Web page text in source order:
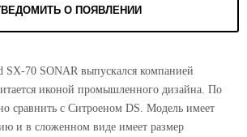
О ПОЯВЛЕНИИ
SX-70 SONAR выпускался компанией
иконой промышленного дизайна. По
сравнить с Ситроеном DS. Модель имеет
и в сложенном виде имеет размер